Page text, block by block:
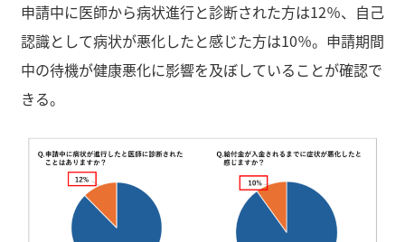
申請中に医師から病状進行と診断された方は12％、自己
認識として病状が悪化したと感じた方は10％。申請期間
中の待機が健康悪化に影響を及ぼしていることが確認で
きる。